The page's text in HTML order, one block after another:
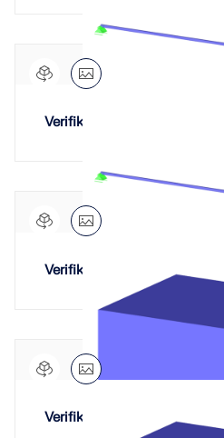
Verifikationsbeispiel 0004 | 8
Verifikationsbeispiel 0004 | 9
Verifikationsbeispiel 0023 | 1